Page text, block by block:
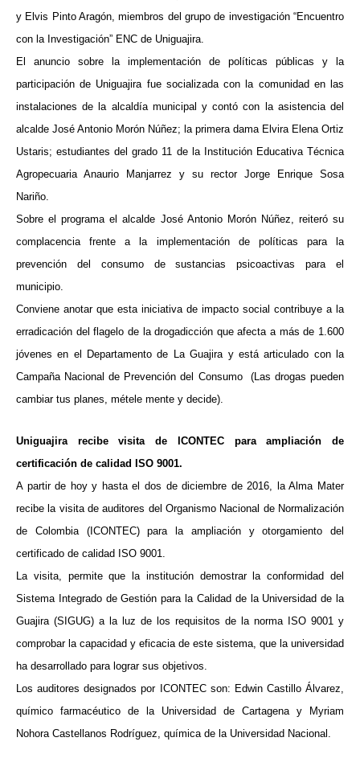
y Elvis Pinto Aragón, miembros del grupo de investigación “Encuentro
con la Investigación” ENC de Uniguajira.
El anuncio sobre la implementación de políticas públicas y la
participación de Uniguajira fue socializada con la comunidad en las
instalaciones de la alcaldía municipal y contó con la asistencia del
alcalde José Antonio Morón Núñez; la primera dama Elvira Elena Ortiz
Ustaris; estudiantes del grado 11 de la Institución Educativa Técnica
Agropecuaria Anaurio Manjarrez y su rector Jorge Enrique Sosa
Nariño.
Sobre el programa el alcalde José Antonio Morón Núñez, reiteró su
complacencia frente a la implementación de políticas para la
prevención del consumo de sustancias psicoactivas para el
municipio.
Conviene anotar que esta iniciativa de impacto social contribuye a la
erradicación del flagelo de la drogadicción que afecta a más de 1.600
jóvenes en el Departamento de La Guajira y está articulado con la
Campaña Nacional de Prevención del Consumo (Las drogas pueden
cambiar tus planes, métele mente y decide).
Uniguajira recibe visita de ICONTEC para ampliación de
certificación de calidad ISO 9001.
A partir de hoy y hasta el dos de diciembre de 2016, la Alma Mater
recibe la visita de auditores del Organismo Nacional de Normalización
de Colombia (ICONTEC) para la ampliación y otorgamiento del
certificado de calidad ISO 9001.
La visita, permite que la institución demostrar la conformidad del
Sistema Integrado de Gestión para la Calidad de la Universidad de la
Guajira (SIGUG) a la luz de los requisitos de la norma ISO 9001 y
comprobar la capacidad y eficacia de este sistema, que la universidad
ha desarrollado para lograr sus objetivos.
Los auditores designados por ICONTEC son: Edwin Castillo Álvarez,
químico farmacéutico de la Universidad de Cartagena y Myriam
Nohora Castellanos Rodríguez, química de la Universidad Nacional.